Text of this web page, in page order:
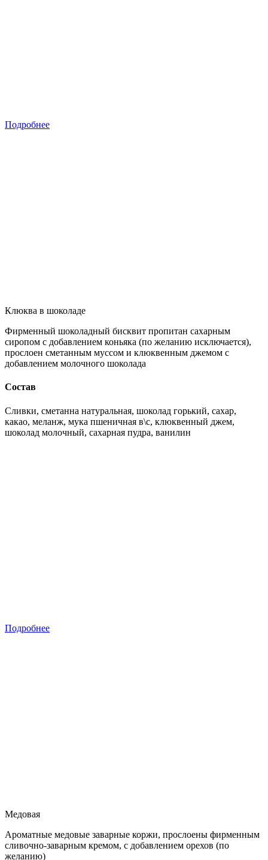
Подробнее
Клюква в шоколаде
Фирменный шоколадный бисквит пропитан сахарным
сиропом с добавлением коньяка (по желанию исключается),
прослоен сметанным муссом и клюквенным джемом с
добавлением молочного шоколада
Состав
Сливки, сметанна натуральная, шоколад горький, сахар,
какао, меланж, мука пшеничная в\с, клюквенный джем,
шоколад молочный, сахарная пудра, ванилин
Подробнее
Медовая
Ароматные медовые заварные коржи, прослоены фирменным
сливочно-заварным кремом, с добавлением орехов (по
желанию)